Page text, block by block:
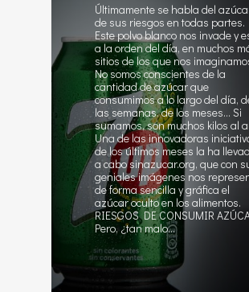
Últimamente se habla del
de sus riesgos en todas partes.
Este polvo blanco nos invade y
a la orden del día, en muchos
sitios de los que nos
No somos conscientes de la
cantidad de azúcar que
consumimos a lo largo del día,
las semanas, de los meses… Si
sumamos, son muchos kilos al
Una de las innovadoras
de los últimos meses la ha
a cabo sinazucar.org, que con
geniales imágenes nos
de forma sencilla y gráfica el
azúcar oculto en los alimentos.
RIESGOS DE CONSUMIR
Pero, ¿tan malo…